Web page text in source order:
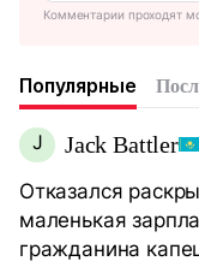
Комментарии проходят
Популярные
J Jack Battler
Отказался
маленькая
гражданина